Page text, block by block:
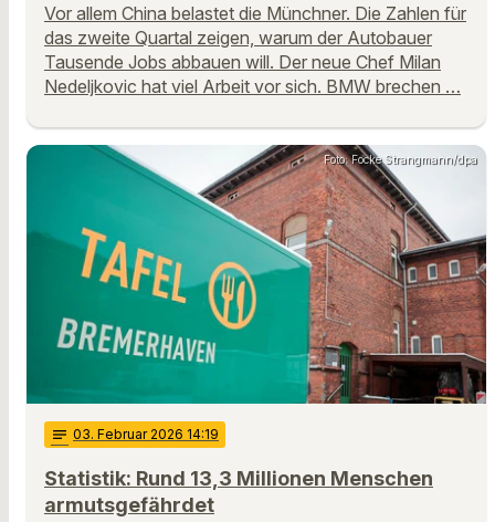
Vor allem China belastet die Münchner. Die Zahlen für
das zweite Quartal zeigen, warum der Autobauer
Tausende Jobs abbauen will. Der neue Chef Milan
Nedeljkovic hat viel Arbeit vor sich. BMW brechen …
Foto: Focke Strangmann/dpa
notes 03. Februar 2026 14:19
Statistik: Rund 13,3 Millionen Menschen
armutsgefährdet